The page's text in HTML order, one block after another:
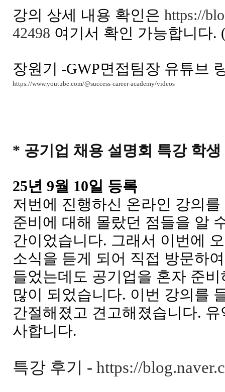
강의 상세 내용 확인은 https://
42498 여기서 확인 가능합니다.
장원기 -GWP면접팀장 유튜브
https://www.youtube.com/@success-career-academy/videos
* 공기업 채용 설명회 특강 학생
25년 9월 10일 등록
저번에 진행하신 온라인 강의
준비에 대해 몰랐던 점들을 알
간이었습니다. 그래서 이번에
소식을 듣게 되어 직접 방문하
들었는데도 공기업을 혼자 준
많이 되었습니다. 이번 강의를
간절해졌고 견고해졌습니다.
사합니다.
특강 후기 - https://